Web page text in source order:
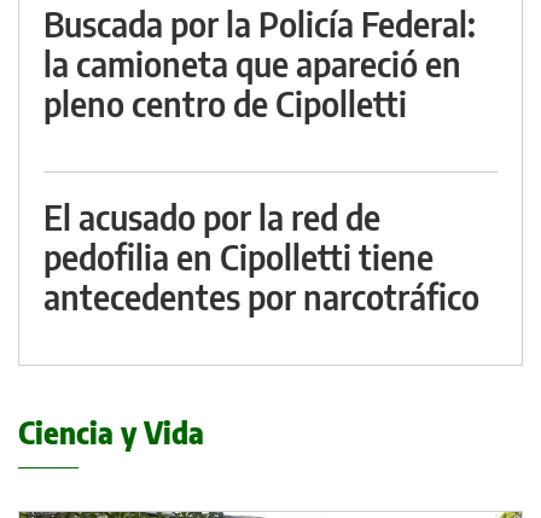
Buscada por la Policía Federal:
la camioneta que apareció en
pleno centro de Cipolletti
El acusado por la red de
pedofilia en Cipolletti tiene
antecedentes por narcotráfico
Ciencia y Vida